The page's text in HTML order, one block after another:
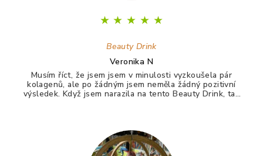
★ ★ ★ ★ ★
Beauty Drink
Veronika N
Musím říct, že jsem jsem v minulosti vyzkoušela pár
kolagenů, ale po žádným jsem neměla žádný pozitivní
výsledek. Když jsem narazila na tento Beauty Drink, tak